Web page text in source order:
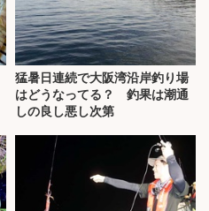
猛暑日連続で大阪湾沿岸釣り場
はどうなってる？ 釣果は潮通
しの良し悪し次第